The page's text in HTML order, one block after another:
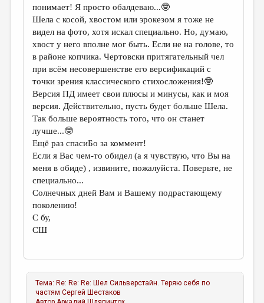
понимает! Я просто обалдеваю...🤓
Шела с косой, хвостом или эрокезом я тоже не
видел на фото, хотя искал специально. Но, думаю,
хвост у него вполне мог быть. Если не на голове, то
в районе копчика. Чертовски притягательный чел
при всём несовершенстве его версификаций с
точки зрения классического стихосложения!🤓
Версия ПД имеет свои плюсы и минусы, как и моя
версия. Действительно, пусть будет больше Шела.
Так больше вероятность того, что он станет
лучше...🤓
Ещё раз спасиБо за коммент!
Если я Вас чем-то обидел (а я чувствую, что Вы на
меня в обиде) , извините, пожалуйста. Поверьте, не
специально...
Солнечных дней Вам и Вашему подрастающему
поколению!
С бу,
СШ
Тема: Re: Re: Re: Шел Сильверстайн. Теряю себя по
частям Сергей Шестаков